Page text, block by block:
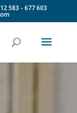
583 - 677 603